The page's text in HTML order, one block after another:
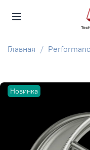
Главная
Новинка